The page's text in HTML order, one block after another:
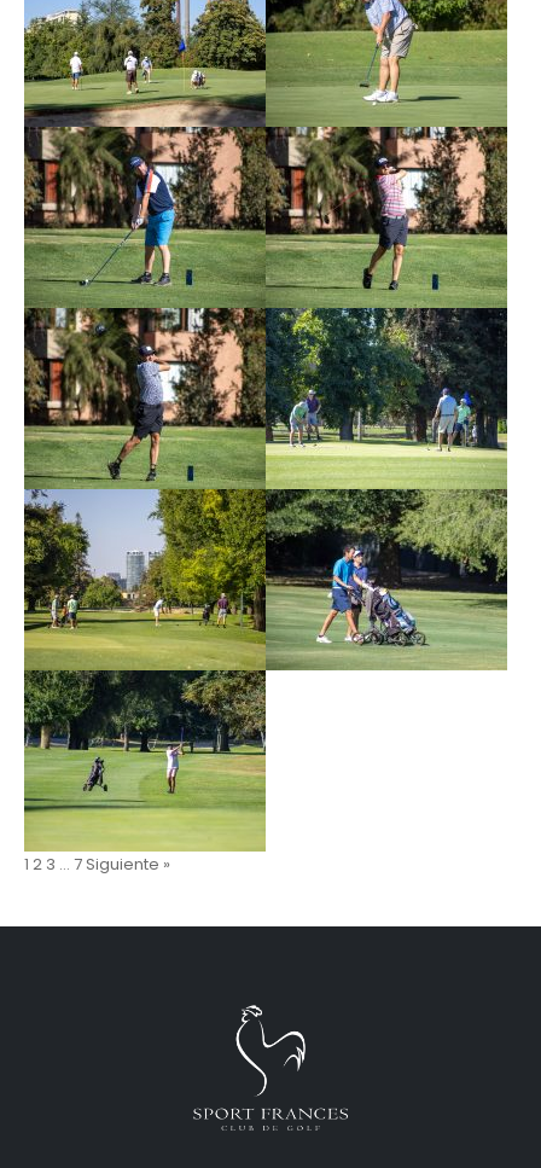
1 2 3 … 7 Siguiente »